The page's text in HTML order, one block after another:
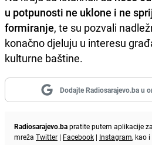
u potpunosti ne uklone i ne
formiranje, te su pozvali
konačno djeluju u interesu
kulturne baštine.
Dodajte Radiosarajevo.ba u
Radiosarajevo.bapratite putem aplikacije za
mreža Twitter | Facebook | Instagram, kao